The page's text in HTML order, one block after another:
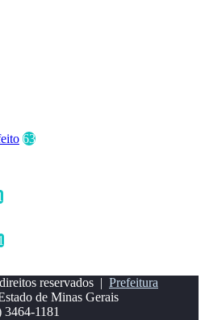
63
reservados | Prefeitura
de Minas Gerais
3464-1181